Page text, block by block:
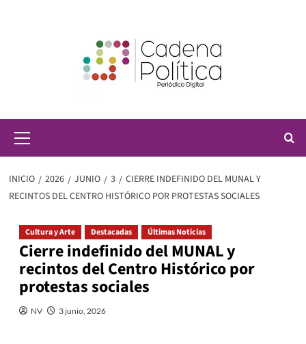
principal
INICIO 2026 JUNIO 3
CIERRE INDEFINIDO DEL MUNAL Y
RECINTOS DEL CENTRO HISTÓRICO POR PROTESTAS SOCIALES
Cultura y Arte Destacadas Últimas Noticias
Cierre indefinido del MUNAL y
recintos del Centro Histórico por
protestas sociales
NV 3 junio, 2026